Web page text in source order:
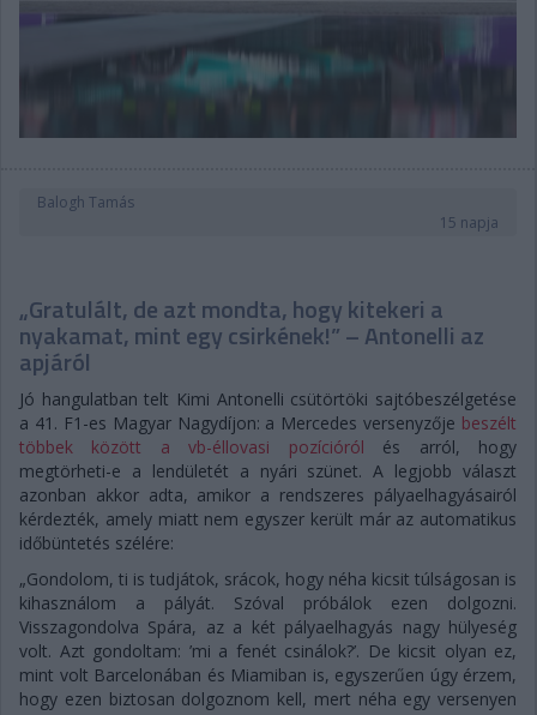
Balogh Tamás
15 napja
„Gratulált, de azt mondta, hogy kitekeri a
nyakamat, mint egy csirkének!” – Antonelli az
apjáról
Jó hangulatban telt Kimi Antonelli csütörtöki sajtóbeszélgetése
a 41. F1-es Magyar Nagydíjon: a Mercedes versenyzője beszélt
többek között a vb-éllovasi pozícióról és arról, hogy
megtörheti-e a lendületét a nyári szünet. A legjobb választ
azonban akkor adta, amikor a rendszeres pályaelhagyásairól
kérdezték, amely miatt nem egyszer került már az automatikus
időbüntetés szélére:
„Gondolom, ti is tudjátok, srácok, hogy néha kicsit túlságosan is
kihasználom a pályát. Szóval próbálok ezen dolgozni.
Visszagondolva Spára, az a két pályaelhagyás nagy hülyeség
volt. Azt gondoltam: ’mi a fenét csinálok?’. De kicsit olyan ez,
mint volt Barcelonában és Miamiban is, egyszerűen úgy érzem,
hogy ezen biztosan dolgoznom kell, mert néha egy versenyen